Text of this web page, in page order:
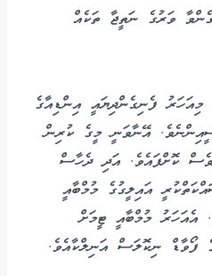
ވަރުގެ ނަތީޖާ ތަކެއް
ފެނިގެންދިޔައީ އިންޑިއާގެ
އޭނާވަނީ މީގެ ކުރިން
ކޮށްފައެވެ. އަދި ދެހާސް
އައިލީގުގެ މުމްބާއީ
އެއަހަރު މުމްބާއީ ޓީމަށް
ނިކޮލަސް އަނިލްކާއެވެ.